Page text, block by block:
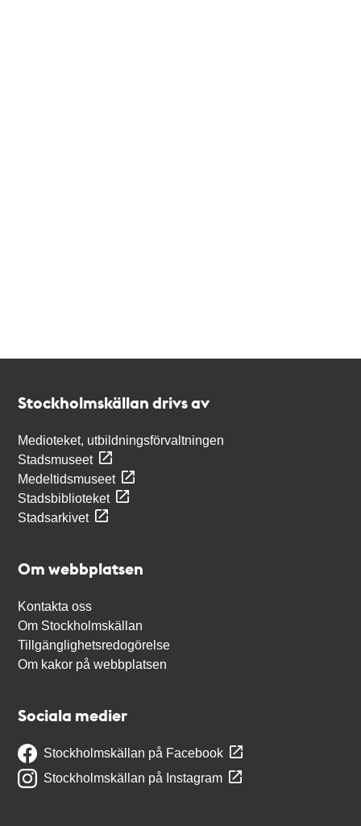
Stockholmskällan drivs av
Medioteket, utbildningsförvaltningen
Stadsmuseet
Medeltidsmuseet
Stadsbiblioteket
Stadsarkivet
Om webbplatsen
Kontakta oss
Om Stockholmskällan
Tillgänglighetsredogörelse
Om kakor på webbplatsen
Sociala medier
Stockholmskällan på Facebook
Stockholmskällan på Instagram